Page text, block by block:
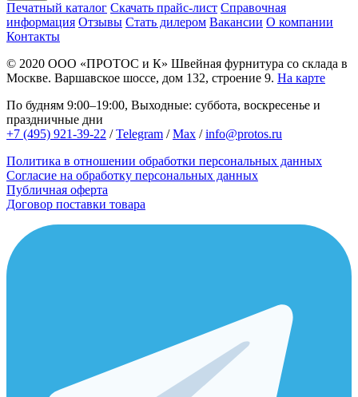
Печатный каталог Скачать прайс-лист Справочная
информация Отзывы Стать дилером Вакансии О компании
Контакты
© 2020 ООО «ПРОТОС и К» Швейная фурнитура со склада в
Москве. Варшавское шоссе, дом 132, строение 9. На карте
По будням 9:00–19:00, Выходные: суббота, воскресенье и
праздничные дни
+7 (495) 921-39-22 /Telegram /Max /info@protos.ru
Политика в отношении обработки персональных данных
Согласие на обработку персональных данных
Публичная оферта
Договор поставки товара